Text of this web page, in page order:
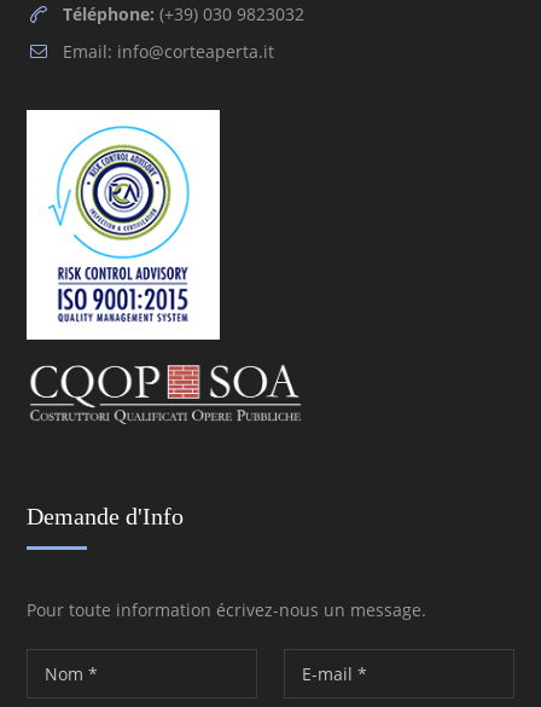
Téléphone: (+39) 030 9823032
Email: info@corteaperta.it
Demande d'Info
Pour toute information écrivez-nous un message.